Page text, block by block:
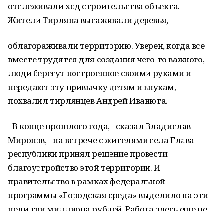
отслеживали ход строительства объекта.
Жители Тирляна высаживали деревья,
облагораживали территорию. Уверен, когда все
вместе трудятся для создания чего-то важного,
люди берегут построенное своими руками и
передают эту привычку детям и внукам, -
похвалил тирлянцев Андрей Иванюта.
- В конце прошлого года, - сказал Владислав
Миронов, - на встрече с жителями села Глава
республики принял решение провести
благоустройство этой территории. И
правительство в рамках федеральной
программы «Городская среда» выделило на эти